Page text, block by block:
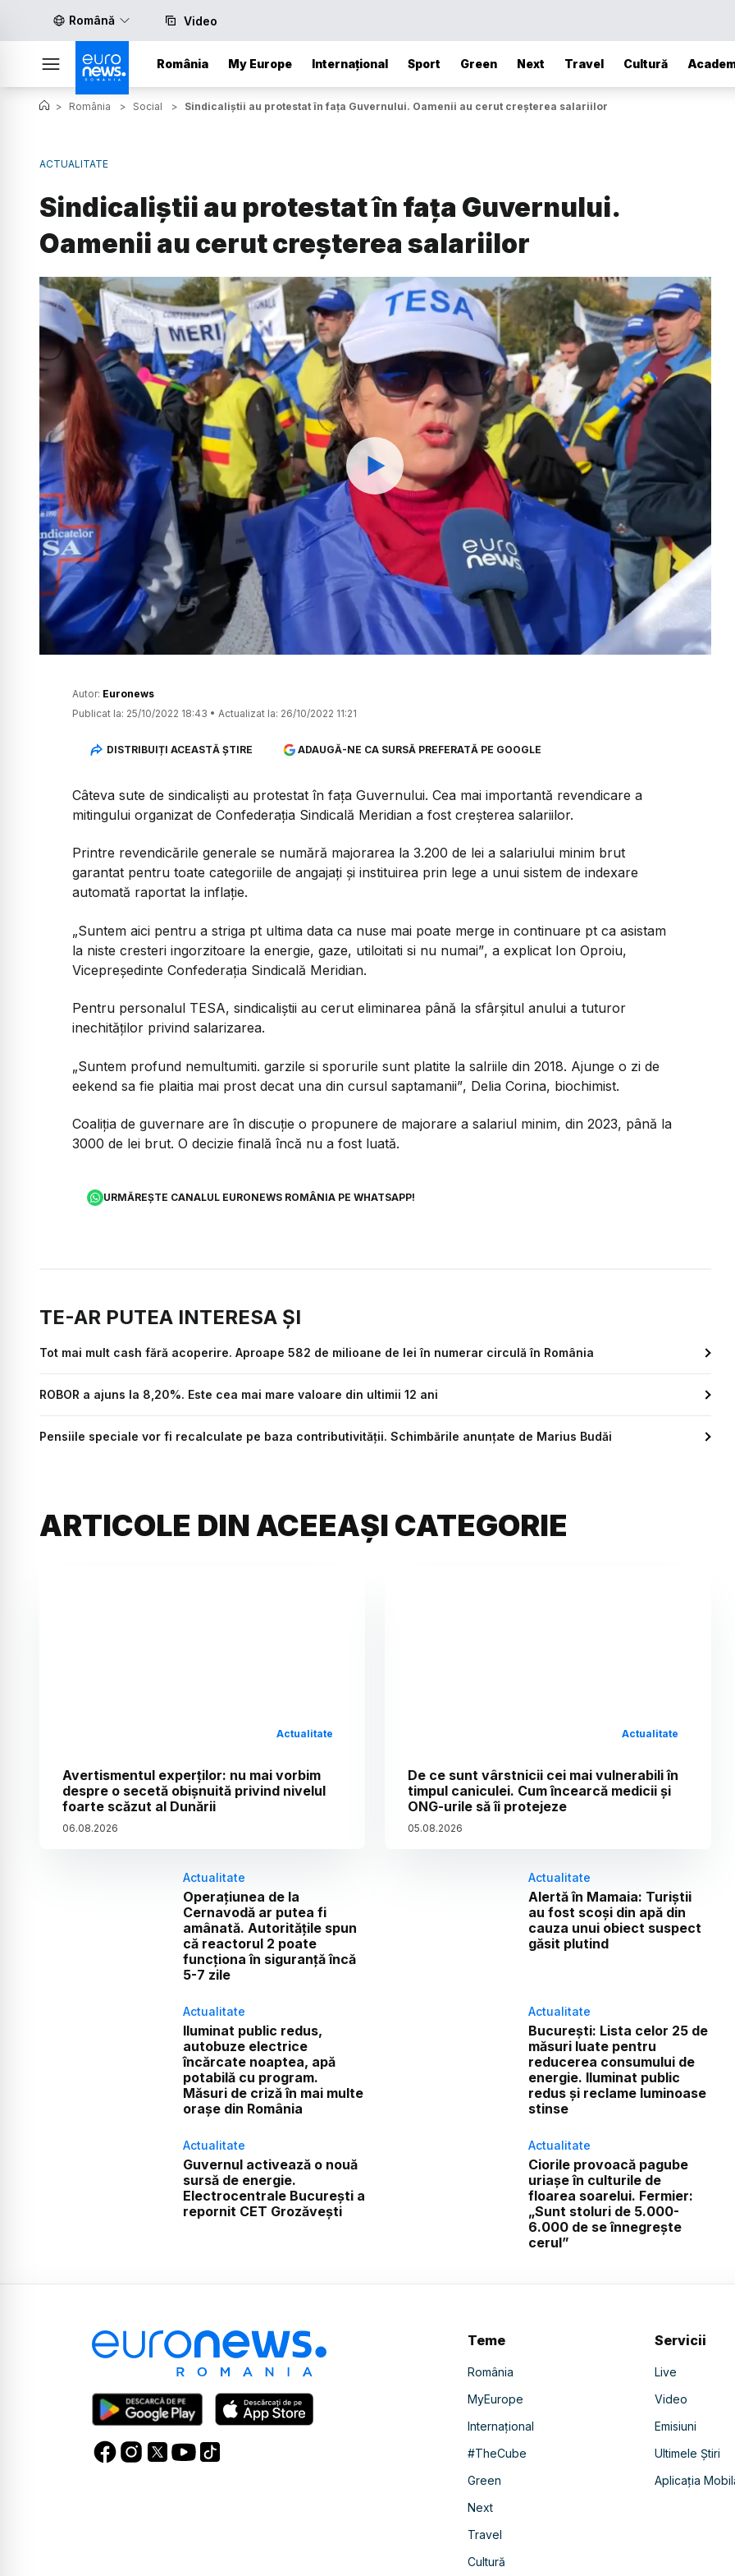
Română Video
România My Europe Internațional Sport Green Next Travel Cultură
> România > Social > Sindicaliștii au protestat în fața Guvernului. Oamenii au cerut creșterea salariilor
ACTUALITATE
Sindicaliștii au protestat în fața Guvernului.
Oamenii au cerut creșterea salariilor
Watch
Autor: Euronews
Publicat la: 25/10/2022 18:43 • Actualizat la: 26/10/2022 11:21
DISTRIBUIȚI ACEASTĂ ȘTIRE ADAUGĂ-NE CA SURSĂ PREFERATĂ PE GOOGLE
Câteva sute de sindicaliști au protestat în fața Guvernului. Cea mai importantă revendicare a
mitingului organizat de Confederația Sindicală Meridian a fost creșterea salariilor.
Printre revendicările generale se numără majorarea la 3.200 de lei a salariului minim brut
garantat pentru toate categoriile de angajați și instituirea prin lege a unui sistem de indexare
automată raportat la inflație.
„Suntem aici pentru a striga pt ultima data ca nuse mai poate merge in continuare pt ca asistam
la niste cresteri ingorzitoare la energie, gaze, utiloitati si nu numai”, a explicat Ion Oproiu,
Vicepreședinte Confederația Sindicală Meridian.
Pentru personalul TESA, sindicaliştii au cerut eliminarea până la sfârşitul anului a tuturor
inechităţilor privind salarizarea.
„Suntem profund nemultumiti. garzile si sporurile sunt platite la salriile din 2018. Ajunge o zi de
eekend sa fie plaitia mai prost decat una din cursul saptamanii”, Delia Corina, biochimist.
Coaliția de guvernare are în discuție o propunere de majorare a salariul minim, din 2023, până la
3000 de lei brut. O decizie finală încă nu a fost luată.
URMĂREȘTE CANALUL EURONEWS ROMÂNIA PE WHATSAPP!
TE-AR PUTEA INTERESA ȘI
Tot mai mult cash fără acoperire. Aproape 582 de milioane de lei în numerar circulă în România
ROBOR a ajuns la 8,20%. Este cea mai mare valoare din ultimii 12 ani
Pensiile speciale vor fi recalculate pe baza contributivității. Schimbările anunțate de Marius Budăi
ARTICOLE DIN ACEEAȘI CATEGORIE
Actualitate
Avertismentul experților: nu mai vorbim
despre o secetă obișnuită privind nivelul
foarte scăzut al Dunării
06.08.2026
Actualitate
De ce sunt vârstnicii cei mai vulnerabili în
timpul caniculei. Cum încearcă medicii și
ONG-urile să îi protejeze
05.08.2026
Actualitate
Operațiunea de la
Cernavodă ar putea fi
amânată. Autoritățile spun
că reactorul 2 poate
funcționa în siguranță încă
5-7 zile
Actualitate
Alertă în Mamaia: Turiștii
au fost scoși din apă din
cauza unui obiect suspect
găsit plutind
Actualitate
Iluminat public redus,
autobuze electrice
încărcate noaptea, apă
potabilă cu program.
Măsuri de criză în mai multe
orașe din România
Actualitate
București: Lista celor 25 de
măsuri luate pentru
reducerea consumului de
energie. Iluminat public
redus și reclame luminoase
stinse
Actualitate
Guvernul activează o nouă
sursă de energie.
Electrocentrale București a
repornit CET Grozăvești
Actualitate
Ciorile provoacă pagube
uriașe în culturile de
floarea soarelui. Fermier:
„Sunt stoluri de 5.000-
6.000 de se înnegrește
cerul”
Teme
România
MyEurope
Internațional
#TheCube
Green
Next
Travel
Cultură
Servicii
Live
Video
Emisiuni
Ultimele Știri
Aplicația